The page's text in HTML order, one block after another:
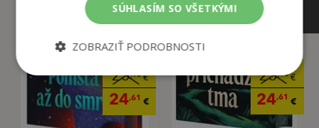
25,90€
24,61 €
25,90€
24,61 €
SÚHLASÍM SO VŠETKÝMI
ZOBRAZIŤ PODROBNOSTI